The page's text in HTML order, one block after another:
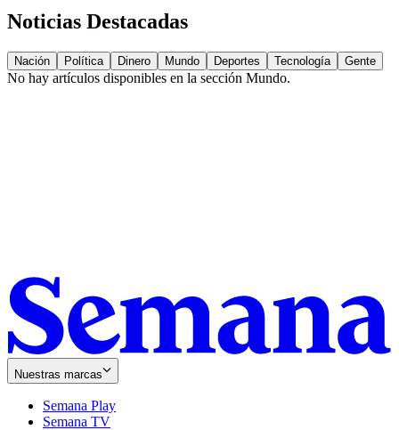
Noticias Destacadas
Nación Política Dinero Mundo Deportes Tecnología Gente
No hay artículos disponibles en la sección Mundo.
Nuestras marcas
Semana Play
Semana TV